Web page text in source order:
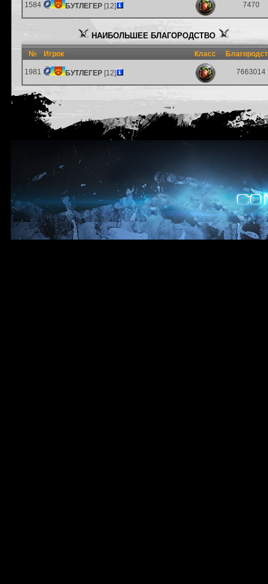
1584 БУТЛЕГЕР [12] 7470
НАИБОЛЬШЕЕ БЛАГОРОДСТВО
№ Игрок Класс
1981 БУТЛЕГЕР [12] 7663014